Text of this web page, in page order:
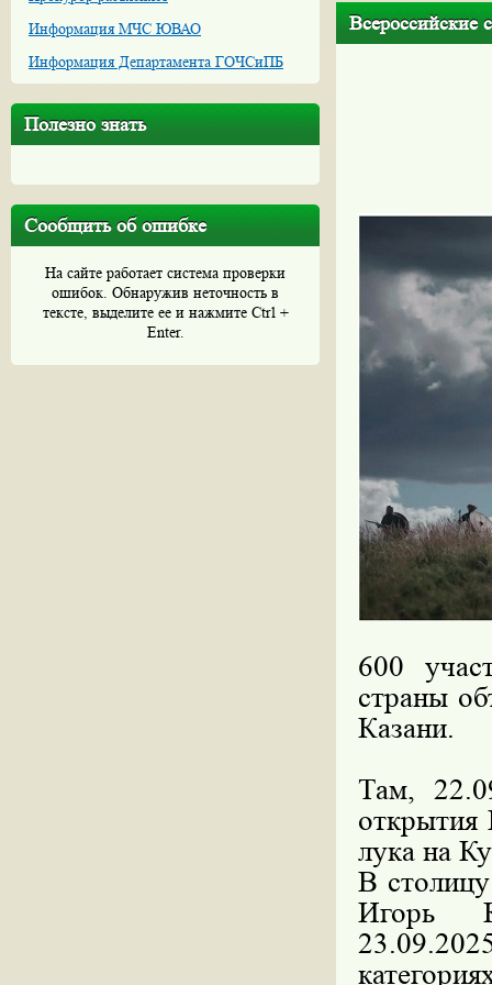
Информация МЧС ЮВАО
Информация Департамента ГОЧСиПБ
Полезно знать
Сообщить об ошибке
На сайте работает система проверки
ошибок. Обнаружив неточность в
тексте, выделите ее и нажмите Ctrl +
Enter.
Всероссийские
600
страны
Казани.
Там,
открытия
лука на
В
Игорь